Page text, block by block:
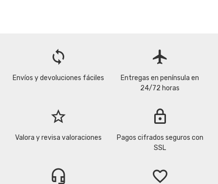
loop
Envíos y devoluciones fáciles
flight
Entregas en península en
24/72 horas
star_border
Valora y revisa valoraciones
lock
Pagos cifrados seguros con
SSL
headset_mic favorite_border